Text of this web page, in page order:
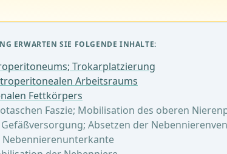
ERWARTEN SIE FOLGENDE INHALTE:
Trokarplatzierung
Arbeitsraums
Fettkörpers
Faszie; Mobilisation des oberen
Absetzen der